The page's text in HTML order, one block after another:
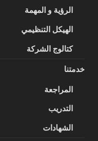
الرؤية و المهمة
الهيكل التنظيمي
كتالوج الشركة
خدمتنا
المراجعة
التدريب
الشهادات